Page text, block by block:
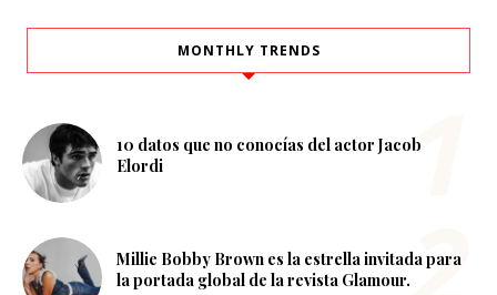
MONTHLY TRENDS
10 datos que no conocías del actor Jacob
Elordi
Millie Bobby Brown es la estrella invitada para
la portada global de la revista Glamour.